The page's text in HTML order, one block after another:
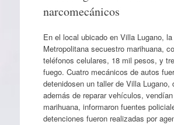
narcomecánicos
En el local ubicado en Villa Lugano,
Metropolitana secuestro marihuana,
teléfonos celulares, 18 mil pesos, y
fuego. Cuatro mecánicos de autos
detenidosen un taller de Villa Lugano,
además de reparar vehículos,
marihuana, informaron fuentes
detenciones fueron realizadas por